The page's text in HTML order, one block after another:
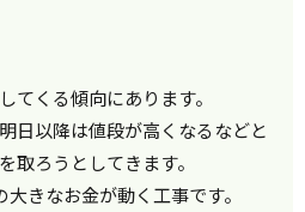
てくる傾向にあります。
日以降は値段が高くなるなどと
取ろうとしてきます。
きなお金が動く工事です。